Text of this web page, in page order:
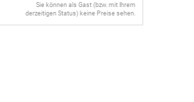
Sie können als Gast (bzw. mit Ihrem
derzeitigen Status) keine Preise sehen.